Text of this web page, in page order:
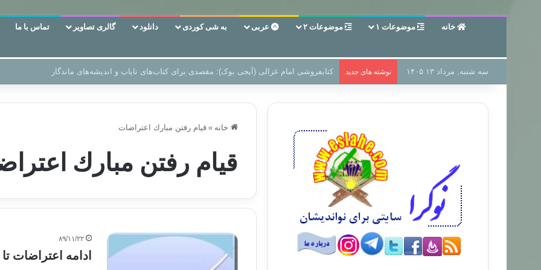
خانه موضوعات ۱ موضوعات ۲ عربی به شی کوردی دانلود گالری تصاویر تماس با ما
سه شنبه, مرداد ۱۳ ۱۴۰۵ نوشته های جدید سر دفتر فساد در زمین‌، دوری وکناره‌گیری از راه خداست‌!
خانه » قيام رفتن مبارك اعتراضات
قيام رفتن مبارك
۸۹/۱۱/۲۲
ادامه اعتراضات